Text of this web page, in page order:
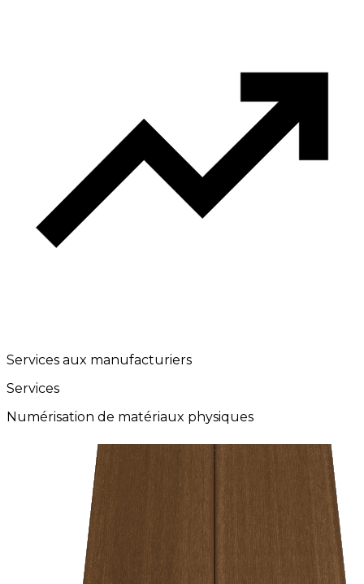
Services aux manufacturiers
Services
Numérisation de matériaux physiques